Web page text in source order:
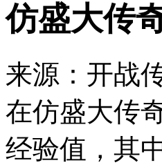
仿盛大传
来源：开战
在仿盛大传
经验值，其